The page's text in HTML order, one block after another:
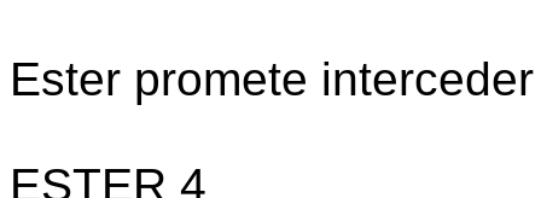
Ester promete
ESTER 4